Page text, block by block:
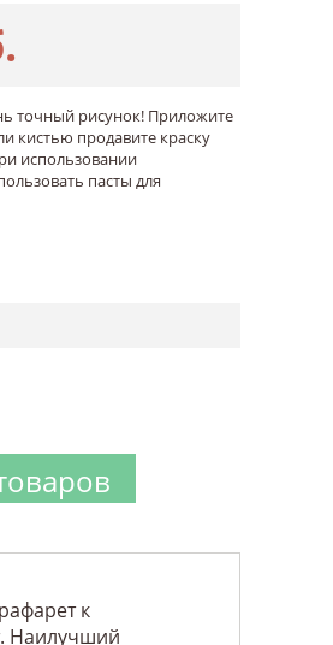
точный рисунок! Приложите
кистью продавите краску
использовании
пасты для
к
Наилучший